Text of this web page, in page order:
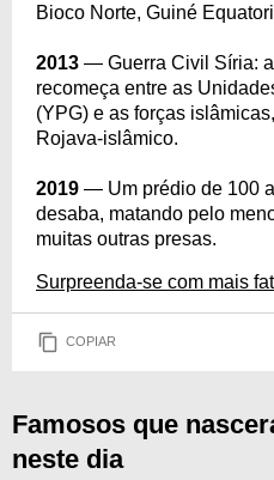
Bioco Norte, Guiné
2013 — Guerra Civil Síria:
recomeça entre as
(YPG) e as forças
Rojava-islâmico.
2019 — Um prédio de 100
desaba, matando pelo
muitas outras presas.
Surpreenda-se com mais
COPIAR
Famosos que
neste dia